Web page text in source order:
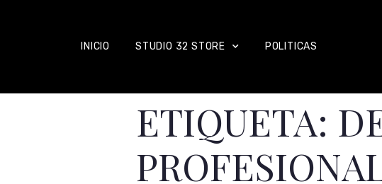
INICIO STUDIO 32 STORE POLITICAS
ETIQUETA: